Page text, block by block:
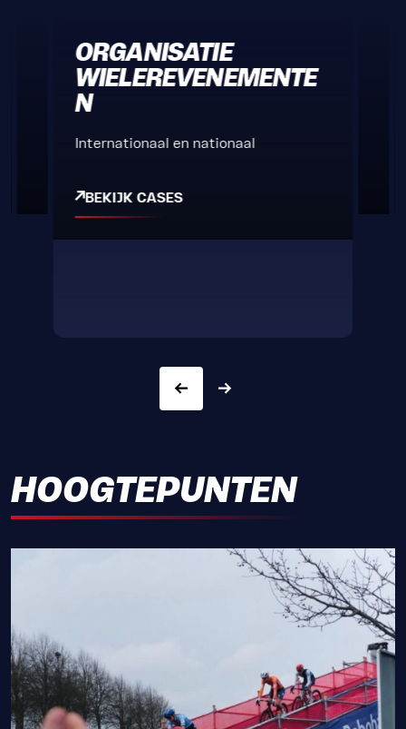
ORGANISATIE
WIELEREVENEMENTE
N
Internationaal en nationaal
BEKIJK CASES
HOOGTEPUNTEN